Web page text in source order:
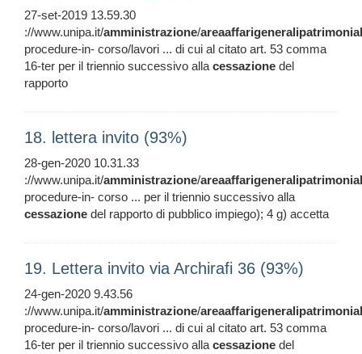
27-set-2019 13.59.30
://www.unipa.it/amministrazione/
procedure-in- corso/lavori ... di cui al citato art. 53 comma
16-ter per il triennio successivo allacessazione del
rapporto
18. lettera invito (93%)
28-gen-2020 10.31.33
://www.unipa.it/amministrazione/
procedure-in- corso ... per il triennio successivo alla
cessazione del rapporto di pubblico impiego); 4 g) accetta
19. Lettera invito via Archirafi 36 (93%)
24-gen-2020 9.43.56
://www.unipa.it/amministrazione/
procedure-in- corso/lavori ... di cui al citato art. 53 comma
16-ter per il triennio successivo allacessazione del